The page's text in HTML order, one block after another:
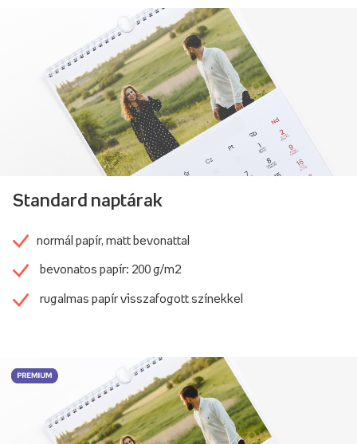
Standard naptárak
normál papír, matt bevonattal
bevonatos papír: 200 g/m2
rugalmas papír visszafogott színekkel